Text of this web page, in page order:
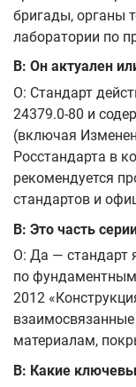
бригады, органы
лаборатории по
В: Он актуален
О: Стандарт
24379.0-80 и
(включая
Росстандарта в
рекомендуется
стандартов и
В: Это часть
О: Да — стандарт
по
2012
материалам,
В: Какие